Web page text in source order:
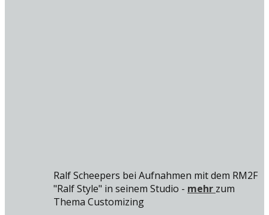
Ralf Scheepers bei Aufnahmen mit dem RM2F
"Ralf Style" in seinem Studio - mehr zum
Thema Customizing